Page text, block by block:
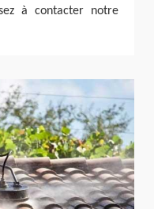
à contacter notre